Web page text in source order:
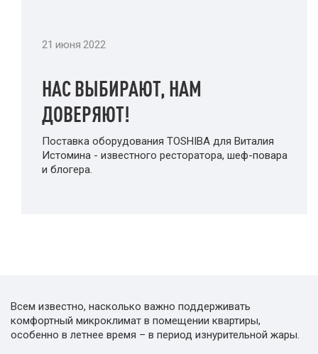
21 июня 2022
НАС ВЫБИРАЮТ, НАМ
ДОВЕРЯЮТ!
Поставка оборудования TOSHIBA для Виталия
Истомина - известного ресторатора, шеф-повара
и блогера.
Всем известно, насколько важно поддерживать
комфортный микроклимат в помещении квартиры,
особенно в летнее время – в период изнурительной жары.